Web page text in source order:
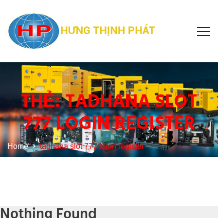
THẺ:TADHANA SLOT
777 LOGIN REGISTER
Home tadhana slot 777 login register